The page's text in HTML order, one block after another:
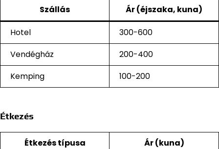
Szállás Ár (éjszaka, kuna)
Hotel
300-600
Vendégház
200-400
Kemping
100-200
Étkezés
Étkezés típusa Ár (kuna)